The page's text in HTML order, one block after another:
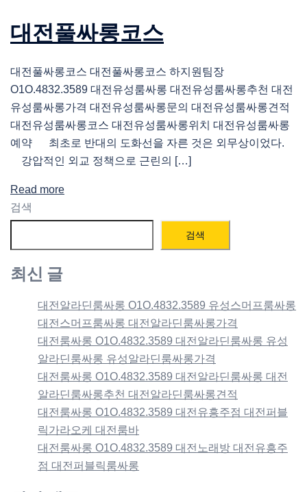
대전풀싸롱코스
대전풀싸롱코스 대전풀싸롱코스 하지원팀장
O1O.4832.3589 대전유성룸싸롱 대전유성룸싸롱추천 대전
유성룸싸롱가격 대전유성룸싸롱문의 대전유성룸싸롱견적
대전유성룸싸롱코스 대전유성룸싸롱위치 대전유성룸싸롱
예약 최초로 반대의 도화선을 자른 것은 외무상이었다.
강압적인 외교 정책으로 근린의 […]
Read more
검색
검색
최신 글
대전알라딘룸싸롱 O1O.4832.3589 유성스머프룸싸롱
대전스머프룸싸롱 대전알라딘룸싸롱가격
대전룸싸롱 O1O.4832.3589 대전알라딘룸싸롱 유성
알라딘룸싸롱 유성알라딘룸싸롱가격
대전룸싸롱 O1O.4832.3589 대전알라딘룸싸롱 대전
알라딘룸싸롱추천 대전알라딘룸싸롱견적
대전룸싸롱 O1O.4832.3589 대전유흥주점 대전퍼블
릭가라오케 대전룸바
대전룸싸롱 O1O.4832.3589 대전노래방 대전유흥주
점 대전퍼블릭룸싸롱